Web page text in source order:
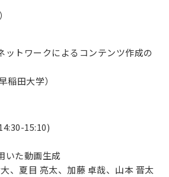
ットワークによるコンテンツ作成の
稲田大学）
15:10)
いた動画生成
、夏目 亮太、加藤 卓哉、山本 晋太